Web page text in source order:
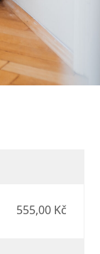
555,00 Kč